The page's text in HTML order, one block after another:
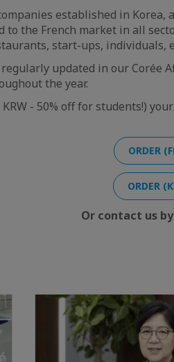
established in Korea,
to the French market in all
start-ups, individuals,
updated in our Corée
the year.
- 50% off for students!)
ORDER
ORDER
Or contact us